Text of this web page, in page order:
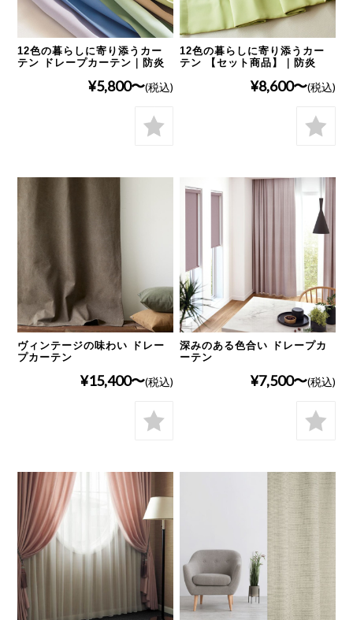
12色の暮らしに寄り添うカー
テン ドレープカーテン｜防炎
¥5,800 (税込)
12色の暮らしに寄り添うカー
テン 【セット商品】｜防炎
¥8,600 (税込)
ヴィンテージの味わい ドレー
プカーテン
¥15,400 (税込)
深みのある色合い ドレープカ
ーテン
¥7,500 (税込)